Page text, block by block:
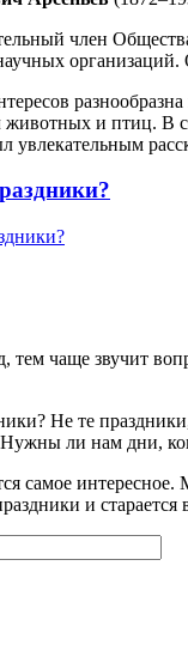
член
и птиц. В
увлекательным
чаще звучит
Не те
ли нам дни,
самое
и старается